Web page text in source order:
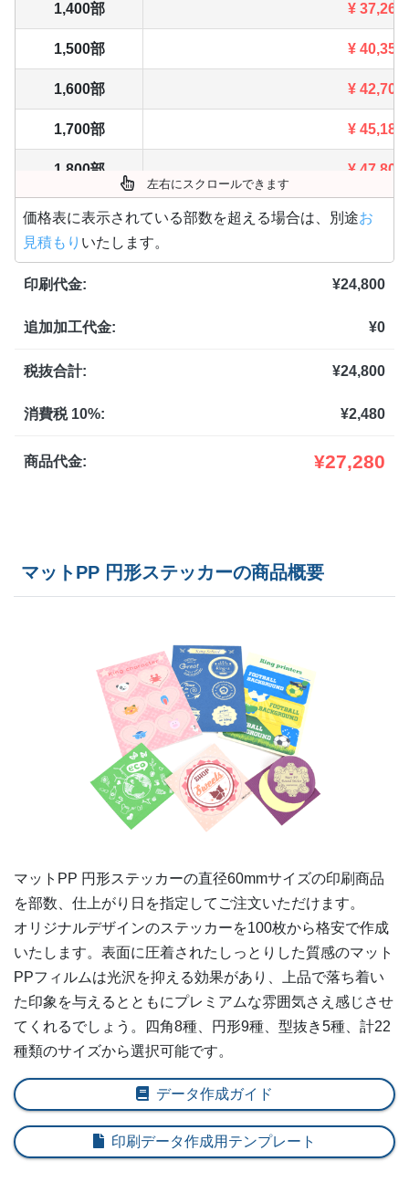
1,400部 ¥ 37,268
1,500部 ¥ 40,359
1,600部 ¥ 42,702
1,700部 ¥ 45,188
1,800部 ¥ 47,806
1,900部 ¥ 50,589
2,000部
2,500部 ¥ 65,824
3,000部 74,833
3,500部 ¥ 82,038
4,000部 ¥ 87,087
4,500部
左右にスクロールできます
価格表に表示されている部数を超える場合は、別途お
見積もり いたします。
印刷代金: ¥24,800
追加加工代金: ¥0
税抜合計: ¥24,800
消費税 10%: ¥2,480
商品代金: ¥27,280
マットPP 円形ステッカーの商品概要
マットPP 円形ステッカーの直径60mmサイズの印刷商品
を部数、仕上がり日を指定してご注文いただけます。
オリジナルデザインのステッカーを100枚から格安で作成
いたします。表面に圧着されたしっとりした質感のマット
PPフィルムは光沢を抑える効果があり、上品で落ち着い
た印象を与えるとともにプレミアムな雰囲気さえ感じさせ
てくれるでしょう。四角8種、円形9種、型抜き5種、計22
種類のサイズから選択可能です。
データ作成ガイド
印刷データ作成用テンプレート